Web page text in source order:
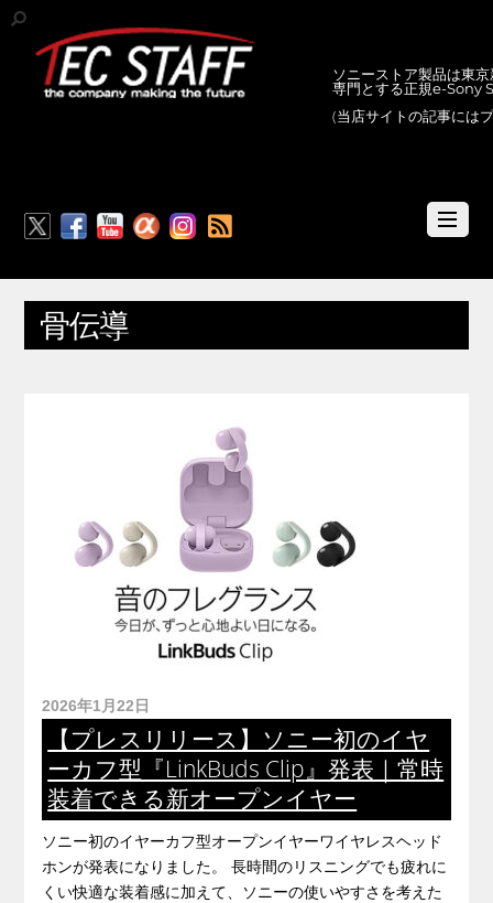
ソニーストア製品は東
専門とする正規e-Sony
(当店サイトの記事には
骨伝導
2026年1月22日
【プレスリリース】ソニー初のイヤ
ーカフ型『LinkBuds Clip』発表｜常時
装着できる新オープンイヤー
ソニー初のイヤーカフ型オープンイヤーワイヤレスヘッド
ホンが発表になりました。 長時間のリスニングでも疲れに
くい快適な装着感に加えて、ソニーの使いやすさを考えた